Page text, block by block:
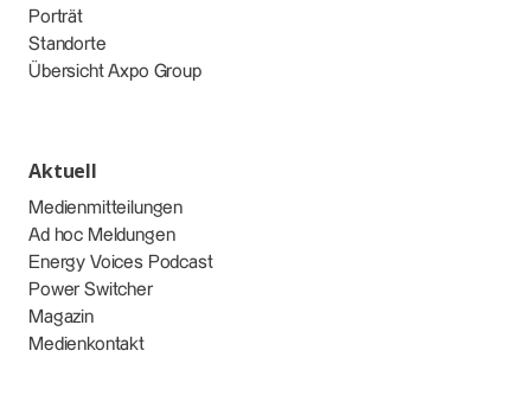
Porträt
Standorte
Übersicht Axpo Group
Aktuell
Medienmitteilungen
Ad hoc Meldungen
Energy Voices Podcast
Power Switcher
Magazin
Medienkontakt